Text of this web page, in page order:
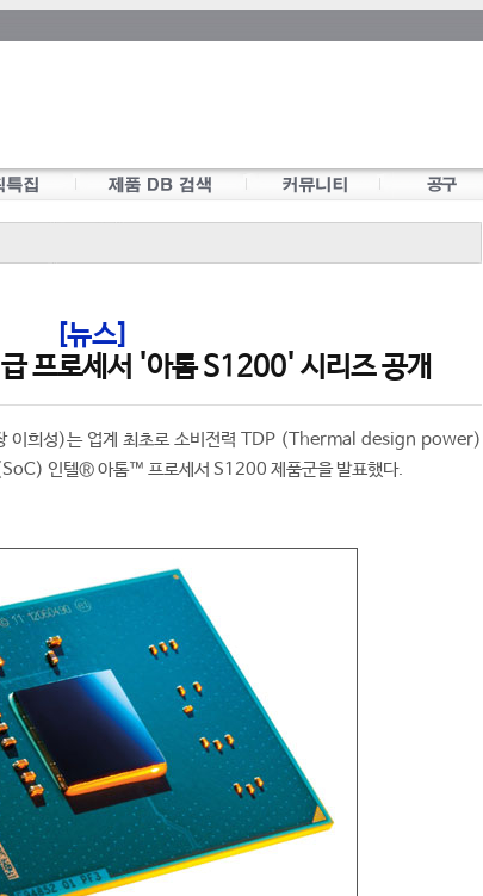
[뉴스]
프로세서 '아톰 S1200' 시리즈 공개
이희성)는 업계 최초로 소비전력 TDP (Thermal design power)
인텔® 아톰™ 프로세서 S1200 제품군을 발표했다.